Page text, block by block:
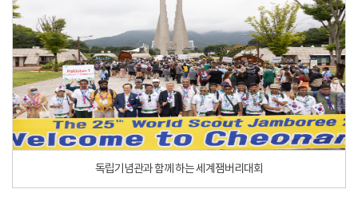
독립기념관과 함께 하는 세계잼버리대회